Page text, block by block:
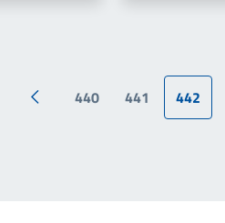
Pagina precedente
440 441 442